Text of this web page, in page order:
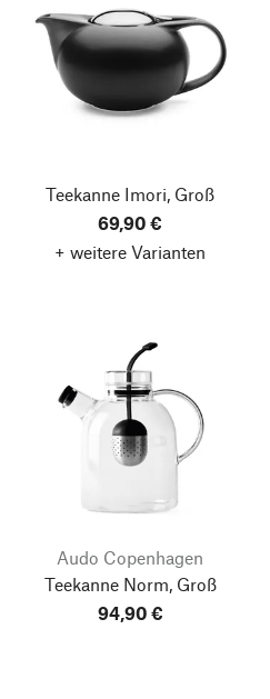
Teekanne Imori, Groß
69,90 €
+ weitere Varianten
Audo Copenhagen
Teekanne Norm, Groß
94,90 €